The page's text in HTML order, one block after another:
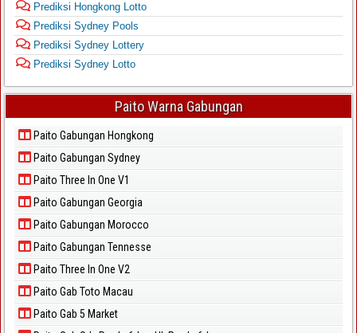
Prediksi Hongkong Lotto
Prediksi Sydney Pools
Prediksi Sydney Lottery
Prediksi Sydney Lotto
Paito Warna Gabungan
Paito Gabungan Hongkong
Paito Gabungan Sydney
Paito Three In One V1
Paito Gabungan Georgia
Paito Gabungan Morocco
Paito Gabungan Tennesse
Paito Three In One V2
Paito Gab Toto Macau
Paito Gab 5 Market